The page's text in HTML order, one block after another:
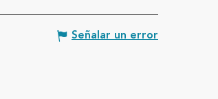
Señalar un error